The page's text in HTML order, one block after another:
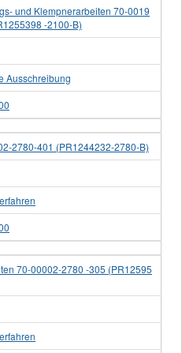
und Klempnerarbeiten 70-0019
-2100-B)
Ausschreibung
2780-401 (PR1244232-2780-B)
70-00002-2780 -305 (PR12595